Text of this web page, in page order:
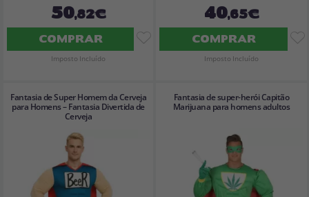
50,82€
COMPRAR
Imposto Incluído
40,65€
COMPRAR
Imposto Incluído
Fantasia de Super Homem da Cerveja
para Homens – Fantasia Divertida de
Cerveja
Fantasia de super-herói Capitão
Marijuana para homens adultos